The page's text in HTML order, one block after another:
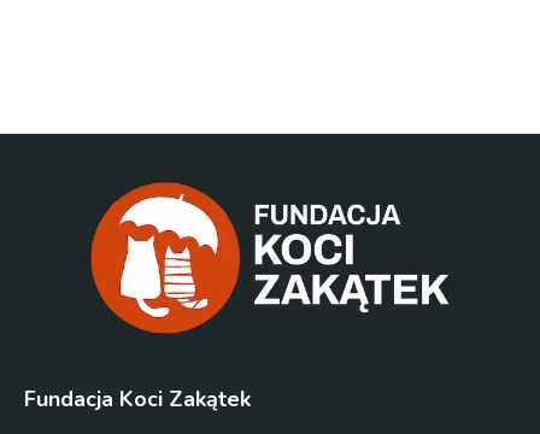
Fundacja Koci Zakątek